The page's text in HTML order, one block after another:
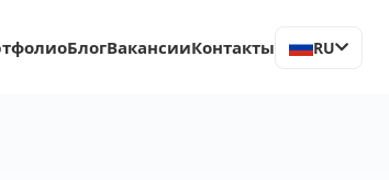
БлогВакансииКонтакты RU